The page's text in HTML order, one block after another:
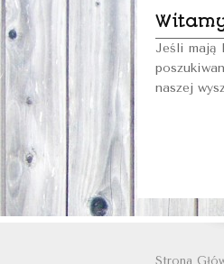
Jeśli mają
naszej
Strona